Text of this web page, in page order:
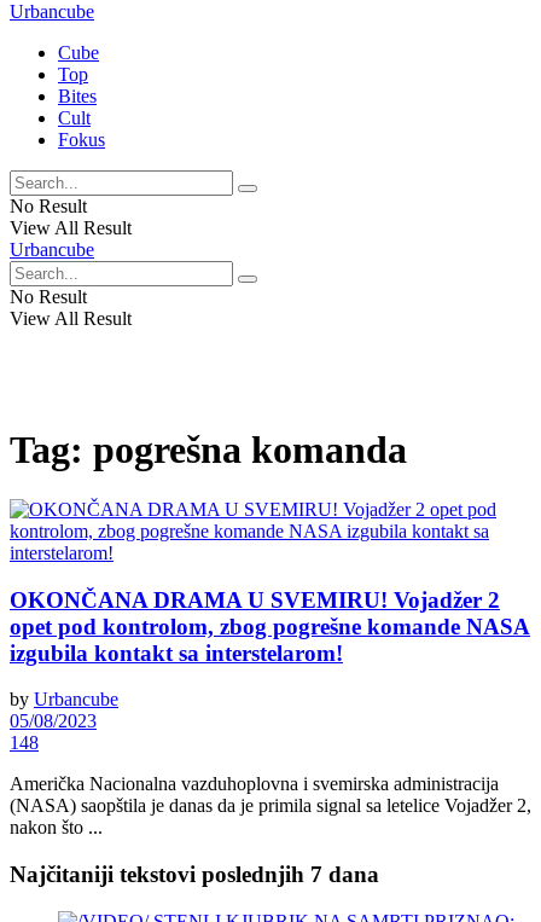
Urbancube
Cube
Top
Bites
Cult
Fokus
No Result
View All Result
Urbancube
No Result
View All Result
Tag: pogrešna komanda
OKONČANA DRAMA U SVEMIRU! Vojadžer 2
opet pod kontrolom, zbog pogrešne komande NASA
izgubila kontakt sa interstelarom!
by Urbancube
05/08/2023
148
Američka Nacionalna vazduhoplovna i svemirska administracija
(NASA) saopštila je danas da je primila signal sa letelice Vojadžer 2,
nakon što ...
Najčitaniji tekstovi poslednjih 7 dana